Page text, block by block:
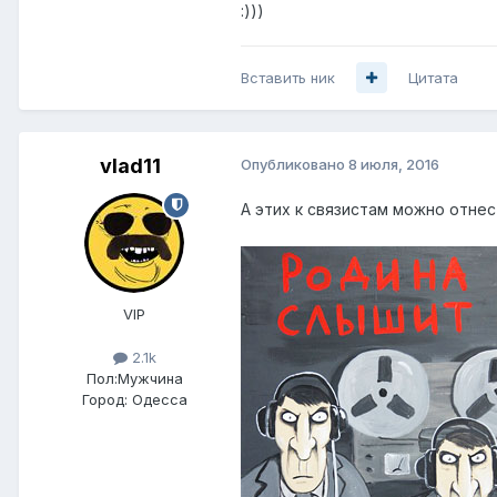
:)))
Вставить ник Цитата
vlad11
VIP
2.1k
Пол:Мужчина
Город: Одесса
Опубликовано 8 июля, 2016
А этих к связистам можно